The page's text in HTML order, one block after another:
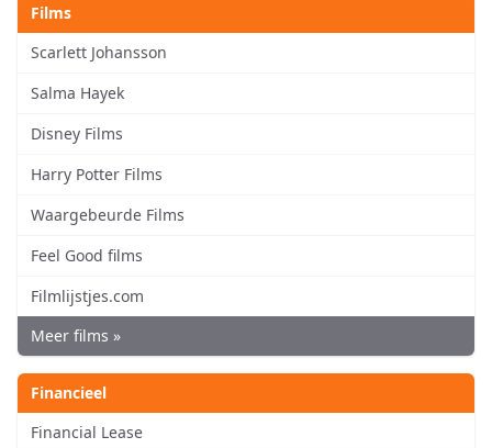
Films
Scarlett Johansson
Salma Hayek
Disney Films
Harry Potter Films
Waargebeurde Films
Feel Good films
Filmlijstjes.com
Meer films »
Financieel
Financial Lease